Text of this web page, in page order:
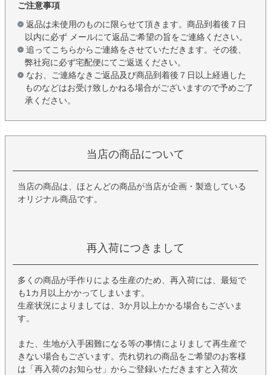
ご注意事項
返品は未使用のものに限らせて頂きます。商品到着後７日
以内に必ず メールにて返品ご希望の旨をご連絡ください。
追ってこちらからご連絡をさせていただきます。その後、
弊社宛に必ず宅配便にてご返送ください。
なお、ご連絡なきご返品及び商品到着後７日以上経過した
ものなどはお受け致しかねる場合がございますので予めご了
承ください。
当店の商品について
当店の商品は、ほとんどの商品が当店が企画・製造している
オリジナル商品です。
再入荷につきまして
多くの商品が手作りによる生産のため、再入荷には、最短で
も1カ月以上かかってしまいます。
生産状況によりましては、3か月以上かかる場合もございま
す。
また、生地が入手困難になる等の事情によりまして再生産で
きない場合もございます。売れ切れの商品をご希望のお客様
は「再入荷のお知らせ」からご登録いただきますと入荷次